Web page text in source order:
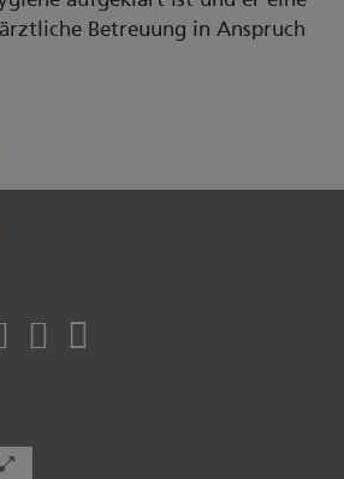
Betreuung in Anspruch